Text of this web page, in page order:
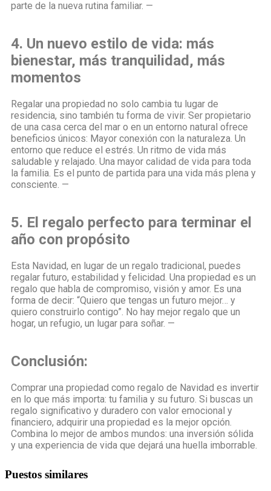
parte de la nueva rutina familiar. —
4. Un nuevo estilo de vida: más
bienestar, más tranquilidad, más
momentos
Regalar una propiedad no solo cambia tu lugar de
residencia, sino también tu forma de vivir. Ser propietario
de una casa cerca del mar o en un entorno natural ofrece
beneficios únicos: Mayor conexión con la naturaleza. Un
entorno que reduce el estrés. Un ritmo de vida más
saludable y relajado. Una mayor calidad de vida para toda
la familia. Es el punto de partida para una vida más plena y
consciente. —
5. El regalo perfecto para terminar el
año con propósito
Esta Navidad, en lugar de un regalo tradicional, puedes
regalar futuro, estabilidad y felicidad. Una propiedad es un
regalo que habla de compromiso, visión y amor. Es una
forma de decir: “Quiero que tengas un futuro mejor… y
quiero construirlo contigo”. No hay mejor regalo que un
hogar, un refugio, un lugar para soñar. —
Conclusión:
Comprar una propiedad como regalo de Navidad es invertir
en lo que más importa: tu familia y su futuro. Si buscas un
regalo significativo y duradero con valor emocional y
financiero, adquirir una propiedad es la mejor opción.
Combina lo mejor de ambos mundos: una inversión sólida
y una experiencia de vida que dejará una huella imborrable.
Puestos similares